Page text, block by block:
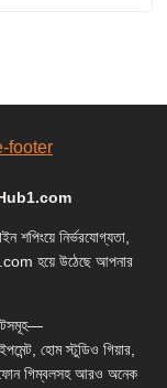
শপিংয়ে নির্ভরযোগ্যতা,
হয়ে উঠেছে আপনার
হোম স্টুডিও গিয়ার,
গিম্বলসহ আরও অনেক